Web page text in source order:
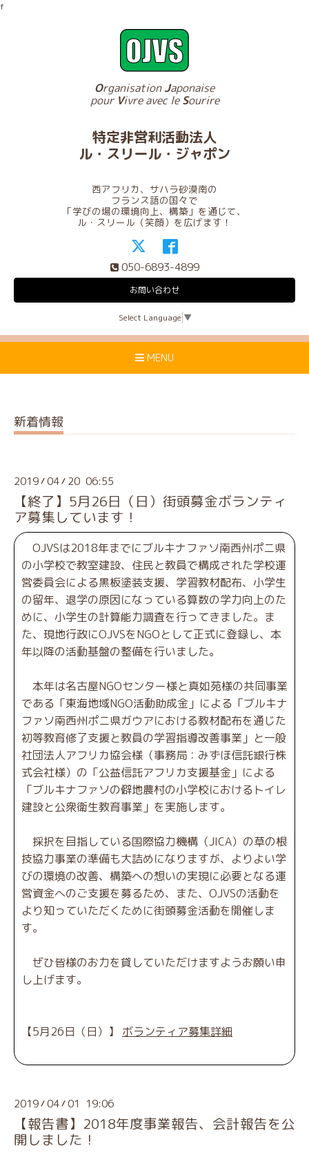
f
OrganisationJaponaise
pour Vivre avec leSourire
特定非営利活動法人
ル・スリール・ジャポン
西アフリカ、サハラ砂漠南の
フランス語の国々で
「学びの場の環境向上、構築」を通じて、
ル・スリール（笑顔）を広げます！
050-6893-4899
お問い合わせ
Select Language ▼
MENU
新着情報
2019/04/ 20 06:55
【終了】5月26日（日）街頭募金ボランティ
ア募集しています！
OJVSは2018年までにブルキナファソ南西州ポニ県
の小学校で教室建設、住民と教員で構成された学校運
営委員会による黒板塗装支援、学習教材配布、小学生
の留年、退学の原因になっている算数の学力向上のた
めに、小学生の計算能力調査を行ってきました。ま
た、現地行政にOJVSをNGOとして正式に登録し、本
年以降の活動基盤の整備を行いました。
本年は名古屋NGOセンター様と真如苑様の共同事業
である「東海地域NGO活動助成金」による「ブルキナ
ファソ南西州ポニ県ガウアにおける教材配布を通じた
初等教育修了支援と教員の学習指導改善事業」と一般
社団法人アフリカ協会様（事務局：みずほ信託銀行株
式会社様）の「公益信託アフリカ支援基金」による
「ブルキナファソの僻地農村の小学校におけるトイレ
建設と公衆衛生教育事業」を実施します。
採択を目指している国際協力機構（JICA）の草の根
技協力事業の準備も大詰めになりますが、よりよい学
びの環境の改善、構築への想いの実現に必要となる運
営資金へのご支援を募るため、また、OJVSの活動を
より知っていただくために街頭募金活動を開催しま
す。
ぜひ皆様のお力を貸していただけますようお願い申
し上げます。
【5月26日（日）】 ボランティア募集詳細
2019/04/01 19:06
【報告書】2018年度事業報告、会計報告を公
開しました！